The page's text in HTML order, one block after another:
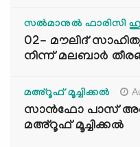
സൽമാനുൽ ഫാരിസി
02- മൗലിദ്
നിന്ന് മലബാർ
മഅ്റൂഫ് മൂച്ചിക്കല്‍
സാൻഫോ പാസ്
മഅ്റൂഫ് മൂച്ചിക്കല്‍